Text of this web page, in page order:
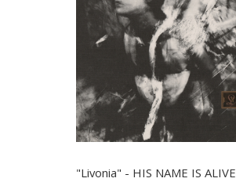
"Livonia" - HIS NAME IS ALIVE